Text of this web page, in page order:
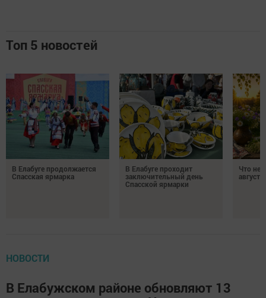
Топ 5 новостей
В Елабуге продолжается
Спасская ярмарка
В Елабуге проходит
заключительный день
Спасской ярмарки
Что
НОВОСТИ
В Елабужском районе обновляют 13